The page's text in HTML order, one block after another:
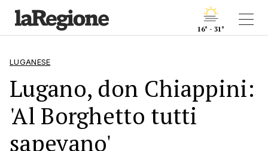
16° - 31°
LUGANESE
Lugano, don Chiappini:
'Al Borghetto tutti
sapevano'